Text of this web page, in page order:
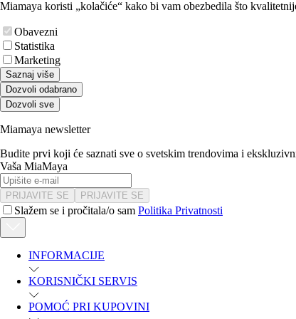
Miamaya koristi „kolačiće“ kako bi vam obezbedila što
Obavezni
Statistika
Marketing
Saznaj više
Dozvoli odabrano
Dozvoli sve
Miamaya newsletter
Budite prvi koji će saznati sve o svetskim trendovima i
Vaša MiaMaya
PRIJAVITE SE PRIJAVITE SE
Slažem se i pročitala/o sam Politika Privatnosti
INFORMACIJE
KORISNIČKI SERVIS
POMOĆ PRI KUPOVINI